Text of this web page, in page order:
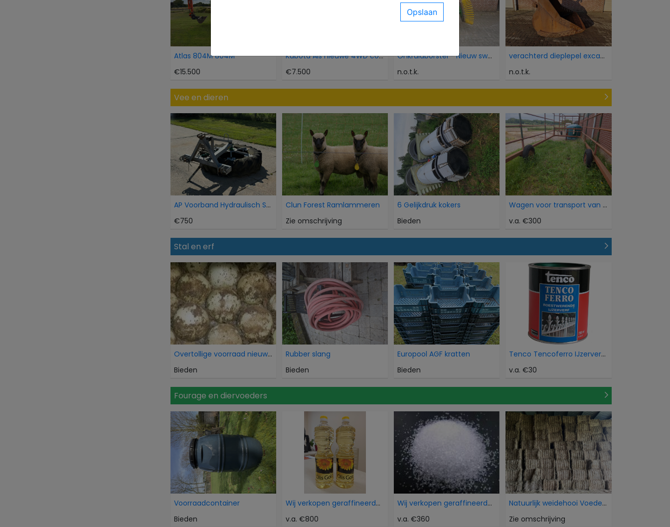
Atlas 804M 804M
€15.500
Kubota Als nieuwe 4WD compacttractor 21 pk minitra
€7.500
Onkruidborstel - Nieuw sweeper brush
n.o.t.k.
verachterd dieplepel excavator bucket
n.o.t.k.
Vee en dieren
AP Voorband Hydraulisch Schuif Kuilvoer voer aansc
€750
Clun Forest Ramlammeren
Zie omschrijving
6 Gelijkdruk kokers
Bieden
Wagen voor transport van dieren
v.a. €300
Stal en erf
Overtollige voorraad nieuwe HDPE balansballen voor
Bieden
Rubber slang
Bieden
Europool AGF kratten
Bieden
Tenco Tencoferro IJzerverf Aluminium
v.a. €30
Fourage en diervoeders
Voorraadcontainer
Bieden
Wij verkopen geraffineerde zonnebloemolie
v.a. €800
Wij verkopen geraffineerde witte bietsuiker Icumsa
v.a. €360
Natuurlijk weidehooi Voederkwaliteit
Zie omschrijving